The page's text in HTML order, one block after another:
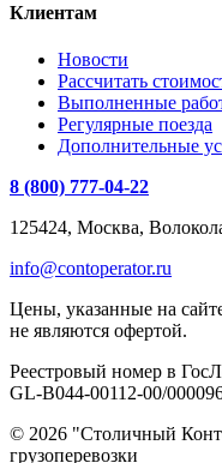
Клиентам
Новости
Рассчитать
Выполненные
Регулярные поезда
Дополнительные
8 (800) 777-04-22
125424, Москва,
info@contoperator.ru
Цены, указанные на
не являются офертой.
Реестровый номер в
GL-B044-00112-00/
© 2026 "Столичный
грузоперевозки